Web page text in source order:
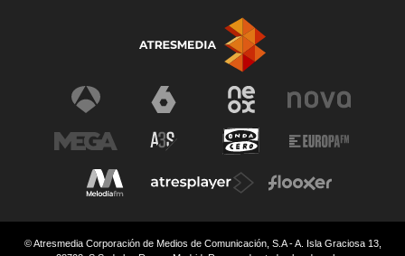
© Atresmedia Corporación de Medios de Comunicación, S.A - A. Isla Graciosa 13,